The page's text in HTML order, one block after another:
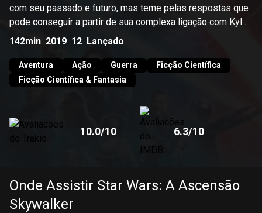
com seu passado e futuro, mas teme pelas respostas que
pode conseguir a partir de sua complexa ligação com Kylo
Ren, que também se encontra em conflito pela Força.
142min 2019 12 Lançado
Aventura Ação Guerra
Ficção Científica
Ficção Científica & Fantasia
10.0/10 6.3/10
Onde Assistir Star Wars: A Ascensão
Skywalker